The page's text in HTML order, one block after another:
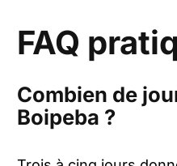
FAQ
Combien de
Boipeba ?